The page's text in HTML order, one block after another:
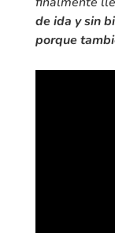
de ida y sin
porque